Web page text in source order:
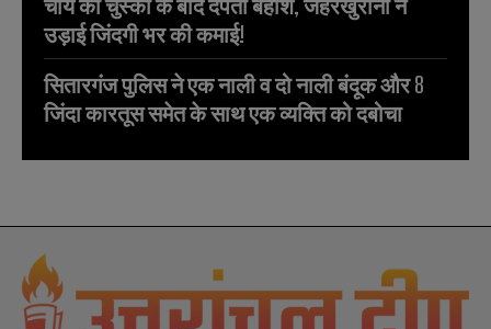
चाय की चुस्की के बाद दंपती बेहोश, जहरखुरानों ने
उड़ाई जिंदगी भर की कमाई!
सितारगंज पुलिस ने एक नाली व दो नाली बंदूक और 8
जिंदा कारतूस समेत के साथ एक व्यक्ति को दबोचा